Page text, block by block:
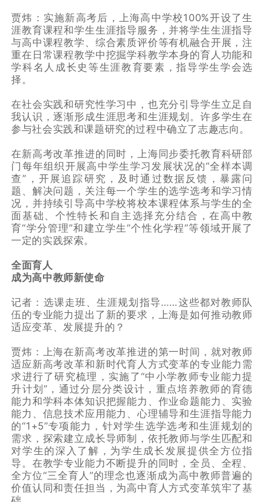
贾炜：实施新高考后，上海高中学校100%开设了生
涯教育课程和学生生涯指导服务，并将学生生涯指导
与高中课程教学、综合素质评价等有机融合开展，注
重在日常课程教学中挖掘学科教学本身的育人功能和
学科名人成长史等生涯教育要素，指导学生学会选
择。
在社会实践和研究性学习中，也充分引导学生立足自
我认识，逐渐形成生涯思考和生涯规划。许多学生在
参与社会实践和课题研究的过程中确立了志趣志向。
在新高考改革推进的同时，上海同步委托教育科研部
门每年组织开展高中学生学习发展状况的“全样本调
查”，开展追踪研究，及时通过数据反馈，暴露问
题、解决问题，关注每一个学生的选学选考和学习情
况，并持续引导高中学校将校本课程体系与学生的全
面基础、个性特长和自主选择充分结合，在高中教
育“学分管理”和建立学生“个性化学程”等领域开展了
一定的实践探索。
全面育人
成为高中教师新使命
记者：选课走班、生涯规划指导……这些都对教师队
伍的专业能力提出了新的要求，上海是如何推动教师
适应变革、发展提升的？
贾炜：上海在新高考改革推进的第一时间，就对教师
适应新高考改革和新时代育人方式变革的专业能力需
求进行了研究梳理，实施了“中小学教师专业能力提
升计划”，通过分层分类设计，重点培养教师的育德
能力和学科本体知识把握能力、作业命题能力、实验
能力、信息技术应用能力、心理辅导和生涯指导能力
的“1+5”专项能力，针对学生选学选考和生涯规划的
需求，探索建立成长导师制，依托教师与学生匹配和
对学生的深入了解，为学生成长发展提供全方位指
导。在教学专业能力不断提升的同时，全员、全程、
全方位“三全育人”的理念也逐渐成为高中教师普遍的
价值认同和责任担当，为高中育人方式变革筑牢了基